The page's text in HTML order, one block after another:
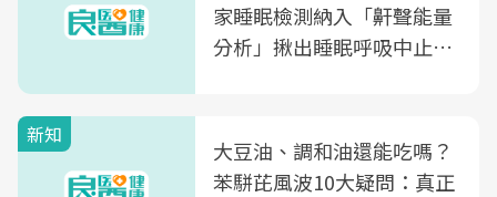
家睡眠檢測納入「鼾聲能量
分析」揪出睡眠呼吸中止症
新知
大豆油、調和油還能吃嗎？
苯駢芘風波10大疑問：真正